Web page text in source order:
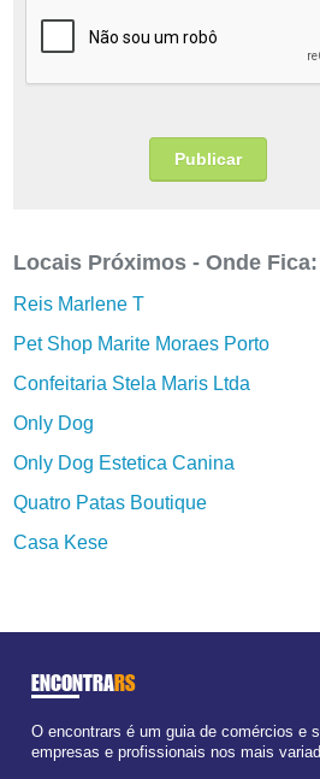
Locais Próximos - Onde Fica:
Reis Marlene T
Pet Shop Marite Moraes Porto
Confeitaria Stela Maris Ltda
Only Dog
Only Dog Estetica Canina
Quatro Patas Boutique
Casa Kese
ENCONTRARS
O encontrars é um guia de comércios e
empresas e profissionais nos mais